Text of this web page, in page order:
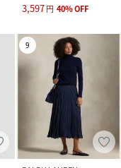
3,597円 40%OFF
9